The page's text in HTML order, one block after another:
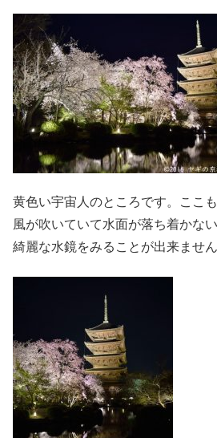
黄色い宇宙人のところです。ここ
風が吹いていて水面が落ち着かな
綺麗な水鏡をみることが出来ません